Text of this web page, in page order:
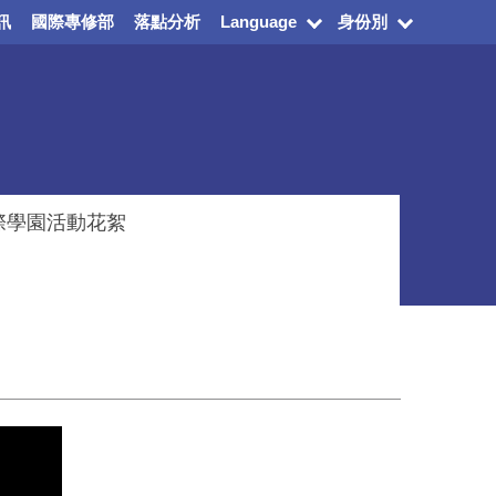
國際專修部 落點分析 Language 身份別
學園活動花絮